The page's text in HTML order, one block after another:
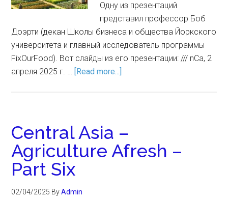
Одну из презентаций
представил профессор Боб
Доэрти (декан Школы бизнеса и общества Йоркского
университета и главный исследователь программы
FixOurFood). Вот слайды из его презентации: /// nCa, 2
апреля 2025 г. … [Read more...]
Central Asia –
Agriculture Afresh –
Part Six
02/04/2025 ByAdmin